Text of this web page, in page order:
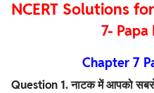
NCERT Solutions
7- Papa
Chapter 7
Question 1. नाटक में आपको सबसे